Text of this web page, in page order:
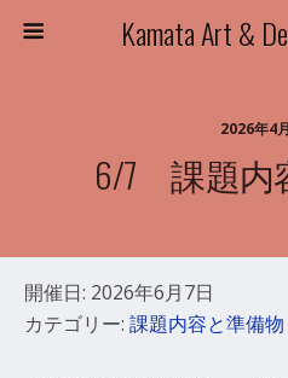
Kamata Art &
2026年4
6/7 課題内
開催日: 2026年6月7日
カテゴリー: 課題内容と準備物